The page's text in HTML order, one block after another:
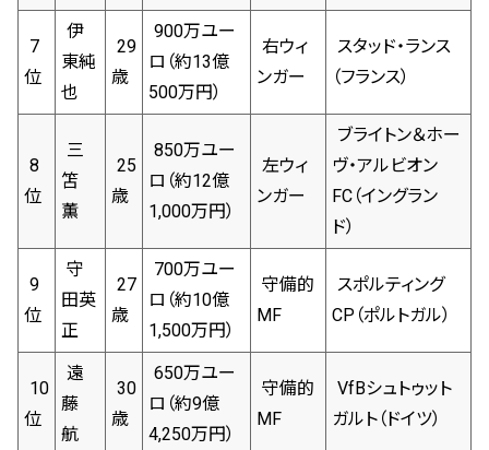
7
位
伊
東純
也
29
歳
900万ユー
ロ（約13億
500万円）
右ウィ
ンガー
スタッド・ランス
（フランス）
8
位
三
笘
薫
25
歳
850万ユー
ロ（約12億
1,000万円）
左ウィ
ンガー
ブライトン＆ホー
ヴ・アルビオン
FC（イングラン
ド）
9
位
守
田英
正
27
歳
700万ユー
ロ（約10億
1,500万円）
守備的
MF
スポルティング
CP（ポルトガル）
10
位
遠
藤
航
30
歳
650万ユー
ロ（約9億
4,250万円）
守備的
MF
VfBシュトゥット
ガルト（ドイツ）